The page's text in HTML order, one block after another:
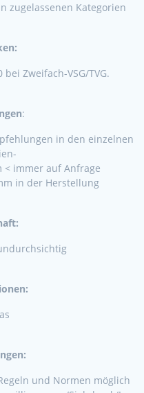
zugelassenen Kategorien
bei Zweifach-VSG/TVG.
:
in den einzelnen
< immer auf Anfrage
in der Herstellung
und Normen möglich